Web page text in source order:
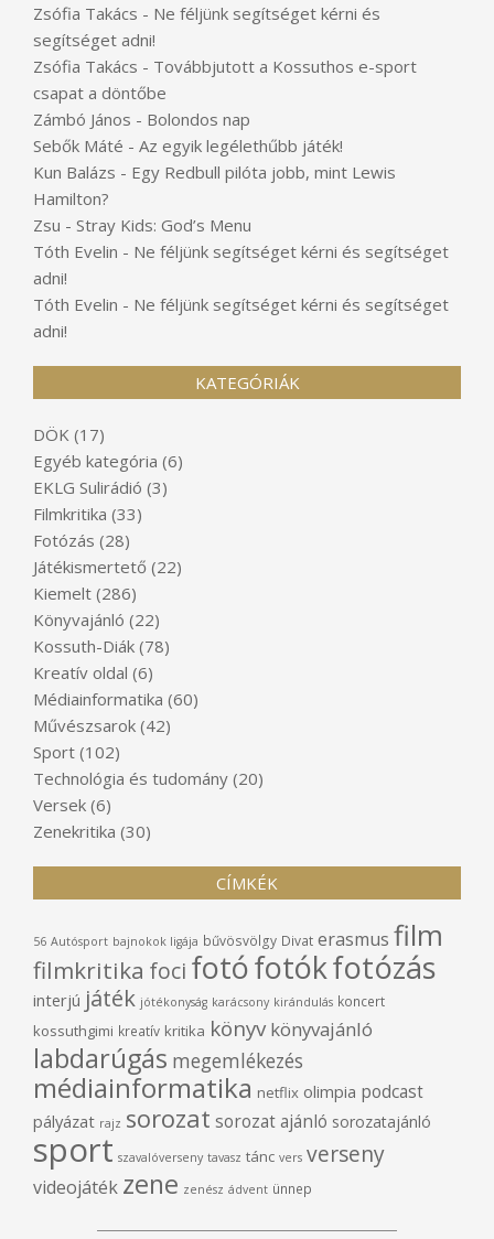
Zsófia Takács - Ne féljünk segítséget kérni és
segítséget adni!
Zsófia Takács - Továbbjutott a Kossuthos e-sport
csapat a döntőbe
Zámbó János - Bolondos nap
Sebők Máté - Az egyik legélethűbb játék!
Kun Balázs - Egy Redbull pilóta jobb, mint Lewis
Hamilton?
Zsu - Stray Kids: God’s Menu
Tóth Evelin - Ne féljünk segítséget kérni és segítséget
adni!
Tóth Evelin - Ne féljünk segítséget kérni és segítséget
adni!
KATEGÓRIÁK
DÖK (17)
Egyéb kategória (6)
EKLG Sulirádió (3)
Filmkritika (33)
Fotózás (28)
Játékismertető (22)
Kiemelt (286)
Könyvajánló (22)
Kossuth-Diák (78)
Kreatív oldal (6)
Médiainformatika (60)
Művészsarok (42)
Sport (102)
Technológia és tudomány (20)
Versek (6)
Zenekritika (30)
CÍMKÉK
56 Autósport bajnokok ligája bűvösvölgy Divat erasmus film
filmkritika foci fotófotókfotózás
interjú játék jótékonyság karácsony kirándulás koncert
kossuthgimi kreatív kritika könyv könyvajánló
labdarúgás megemlékezés
médiainformatika netflix olimpia podcast
pályázat rajz sorozat sorozat ajánló sorozatajánló
sport szavalóverseny tavasz tánc vers verseny
videojáték zene zenész ádvent ünnep